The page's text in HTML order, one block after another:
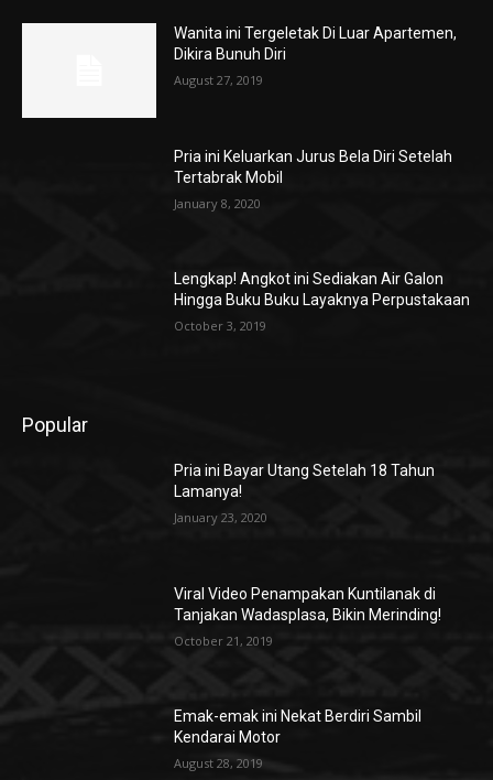
Wanita ini Tergeletak Di Luar Apartemen,
Dikira Bunuh Diri
August 27, 2019
Pria ini Keluarkan Jurus Bela Diri Setelah
Tertabrak Mobil
January 8, 2020
Lengkap! Angkot ini Sediakan Air Galon
Hingga Buku Buku Layaknya Perpustakaan
October 3, 2019
Popular
Pria ini Bayar Utang Setelah 18 Tahun
Lamanya!
January 23, 2020
Viral Video Penampakan Kuntilanak di
Tanjakan Wadasplasa, Bikin Merinding!
October 21, 2019
Emak-emak ini Nekat Berdiri Sambil
Kendarai Motor
August 28, 2019